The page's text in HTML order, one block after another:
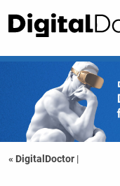
« DigitalDoctor |